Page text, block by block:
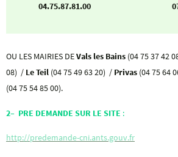
04.75.87.81.00
OU LES MAIRIES DEVals les Bains (04 75 37 42
08) / Le Teil (04 75 49 63 20) / Privas (04 75 64
(04 75 54 85 00).
2– PRE DEMANDE SUR LE SITE :
http://predemande-cni.ants.gouv.fr